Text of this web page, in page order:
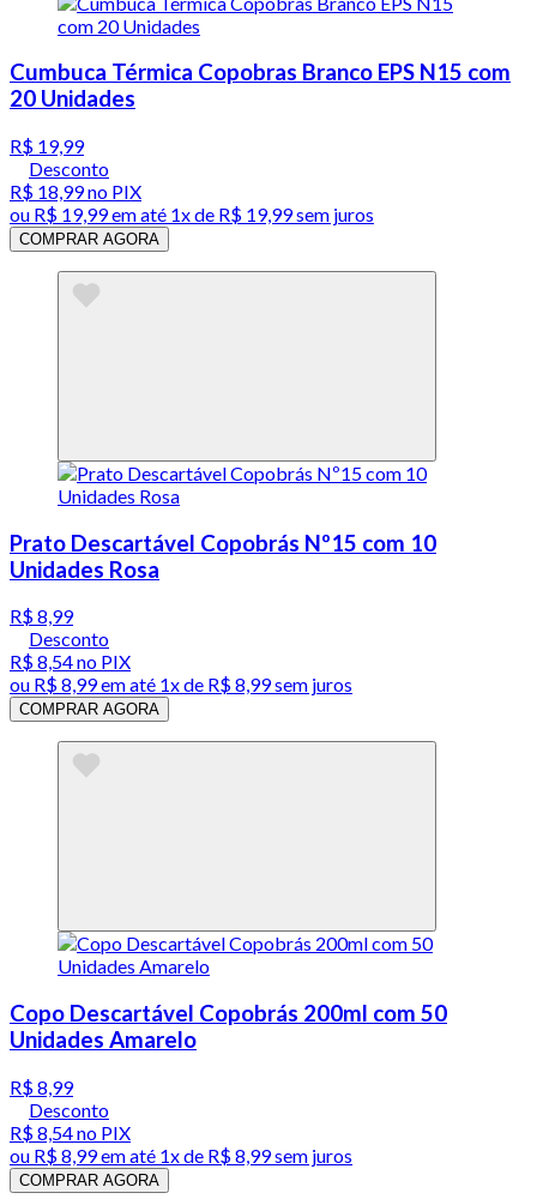
Cumbuca Térmica Copobras Branco EPS N15 com
20 Unidades
R$ 19,99
Desconto
R$ 18,99no PIX
ou R$ 19,99em até 1x de R$ 19,99sem juros
COMPRAR AGORA
Prato Descartável Copobrás Nº15 com 10
Unidades Rosa
R$ 8,99
Desconto
R$ 8,54no PIX
ou R$ 8,99em até 1x de R$ 8,99sem juros
COMPRAR AGORA
Copo Descartável Copobrás 200ml com 50
Unidades Amarelo
R$ 8,99
Desconto
R$ 8,54no PIX
ou R$ 8,99em até 1x de R$ 8,99sem juros
COMPRAR AGORA